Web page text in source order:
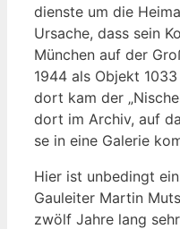
diens­te um die
Ursa­che, dass sein
Mün­chen auf der
1944 als Objekt
dort kam der
dort im Archiv, auf
se in eine Gale­rie
Hier ist unbe­dingt
Gau­lei­ter Mar­tin
zwölf Jah­re lang